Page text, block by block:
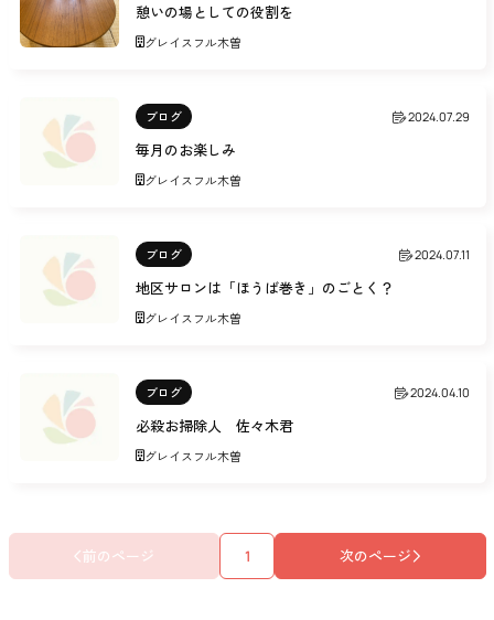
憩いの場としての役割を
グレイスフル木曽
ブログ 2024.07.29
毎月のお楽しみ
グレイスフル木曽
ブログ 2024.07.11
地区サロンは「ほうば巻き」のごとく？
グレイスフル木曽
ブログ 2024.04.10
必殺お掃除人 佐々木君
グレイスフル木曽
前のページ 1 次のページ